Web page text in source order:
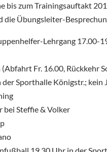
bis zum Trainingsauftakt
die Übungsleiter-
Lehrgang 17.00-
Fr. 16.00, Rückkehr
Sporthalle Königstr.; kein
bei Steffie & Volker